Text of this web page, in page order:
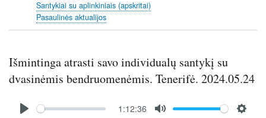
Santykiai su aplinkiniais (apskritai)
Pasaulinės aktualijos
Išmintinga atrasti savo individualų santykį su
dvasinėmis bendruomenėmis. Tenerifė. 2024.05.24
1:12:36